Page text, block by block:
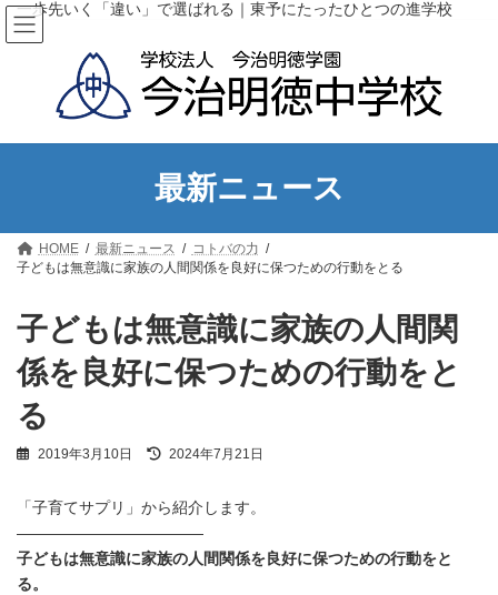
コ
ン
テ
キ
ナ
ビ
ゲ
に
一歩先いく「違い」で選ばれる｜東予にたったひとつの進学校
最新ニュース
HOME 最新ニュース
コトバの力
子どもは無意識に家族の人間関係を良好に保つための行動をとる
子どもは無意識に家族の人間関
係を良好に保つための行動をと
る
2019年3月10日
最
新
時
:
2024年7月21日
「子育てサプリ」から紹介します。
————————————
子どもは無意識に家族の人間関係を良好に保つための行動をと
る。